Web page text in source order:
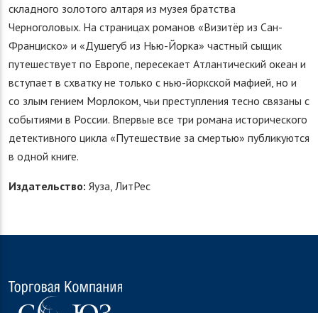
складного золотого алтаря из музея братства
Черноголовых. На страницах романов «Визитёр из Сан-
Франциско» и «Душегуб из Нью-Йорка» частный сыщик
путешествует по Европе, пересекает Атлантический океан и
вступает в схватку не только с нью-йоркской мафией, но и
со злым гением Морлоком, чьи преступления тесно связаны с
событиями в России. Впервые все три романа исторического
детективного цикла «Путешествие за смертью» публикуются
в одной книге.
Издательство: Яуза, ЛитРес